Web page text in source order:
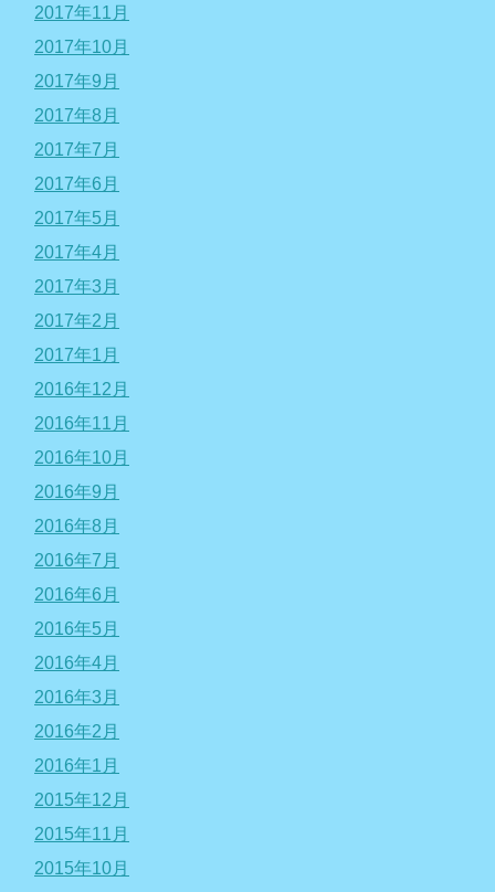
2017年11月
2017年10月
2017年9月
2017年8月
2017年7月
2017年6月
2017年5月
2017年4月
2017年3月
2017年2月
2017年1月
2016年12月
2016年11月
2016年10月
2016年9月
2016年8月
2016年7月
2016年6月
2016年5月
2016年4月
2016年3月
2016年2月
2016年1月
2015年12月
2015年11月
2015年10月